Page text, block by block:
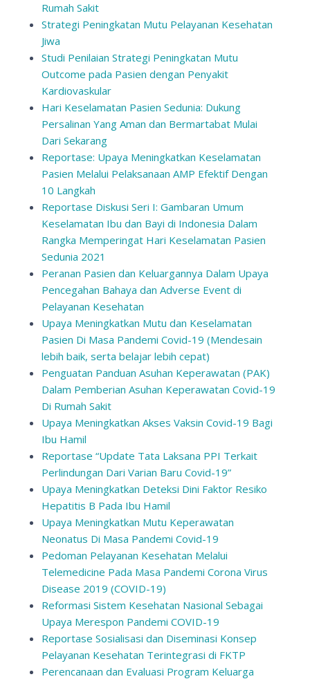
Rumah Sakit
Strategi Peningkatan Mutu Pelayanan Kesehatan
Jiwa
Studi Penilaian Strategi Peningkatan Mutu
Outcome pada Pasien dengan Penyakit
Kardiovaskular
Hari Keselamatan Pasien Sedunia: Dukung
Persalinan Yang Aman dan Bermartabat Mulai
Dari Sekarang
Reportase: Upaya Meningkatkan Keselamatan
Pasien Melalui Pelaksanaan AMP Efektif Dengan
10 Langkah
Reportase Diskusi Seri I: Gambaran Umum
Keselamatan Ibu dan Bayi di Indonesia Dalam
Rangka Memperingat Hari Keselamatan Pasien
Sedunia 2021
Peranan Pasien dan Keluargannya Dalam Upaya
Pencegahan Bahaya dan Adverse Event di
Pelayanan Kesehatan
Upaya Meningkatkan Mutu dan Keselamatan
Pasien Di Masa Pandemi Covid-19 (Mendesain
lebih baik, serta belajar lebih cepat)
Penguatan Panduan Asuhan Keperawatan (PAK)
Dalam Pemberian Asuhan Keperawatan Covid-19
Di Rumah Sakit
Upaya Meningkatkan Akses Vaksin Covid-19 Bagi
Ibu Hamil
Reportase “Update Tata Laksana PPI Terkait
Perlindungan Dari Varian Baru Covid-19”
Upaya Meningkatkan Deteksi Dini Faktor Resiko
Hepatitis B Pada Ibu Hamil
Upaya Meningkatkan Mutu Keperawatan
Neonatus Di Masa Pandemi Covid-19
Pedoman Pelayanan Kesehatan Melalui
Telemedicine Pada Masa Pandemi Corona Virus
Disease 2019 (COVID-19)
Reformasi Sistem Kesehatan Nasional Sebagai
Upaya Merespon Pandemi COVID-19
Reportase Sosialisasi dan Diseminasi Konsep
Pelayanan Kesehatan Terintegrasi di FKTP
Perencanaan dan Evaluasi Program Keluarga